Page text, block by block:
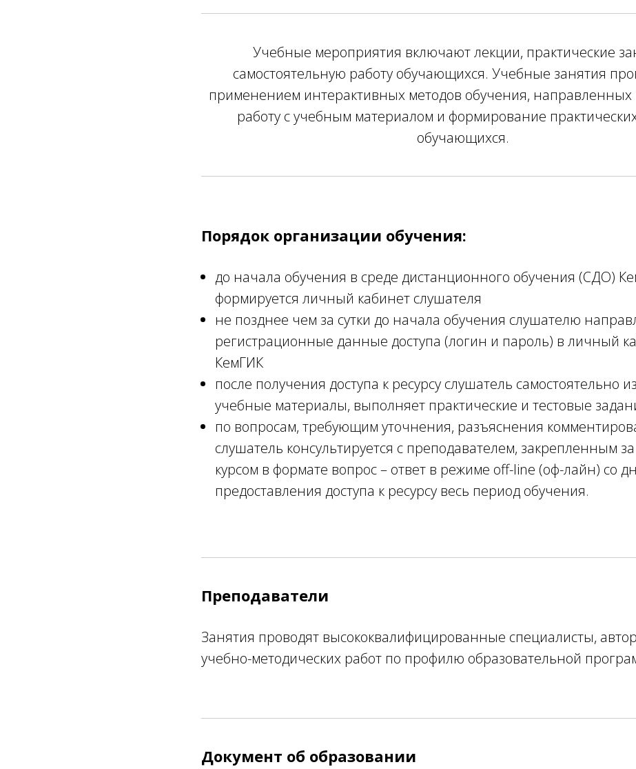
Учебные мероприятия включают лекции, практические
самостоятельную работу обучающихся. Учебные занятия
применением интерактивных методов обучения, направленных
работу с учебным материалом и формирование
обучающихся.
Порядок организации обучения:
до начала обучения в среде дистанционного обучения (СДО)
формируется личный кабинет слушателя
не позднее чем за сутки до начала обучения слушателю
регистрационные данные доступа (логин и пароль) в личный
КемГИК
после получения доступа к ресурсу слушатель самостоятельно
учебные материалы, выполняет практические и тестовые
по вопросам, требующим уточнения, разъяснения
слушатель консультируется с преподавателем, закрепленным
курсом в формате вопрос – ответ в режиме off-line (оф-лайн) со
предоставления доступа к ресурсу весь период обучения.
Преподаватели
Занятия проводят высококвалифицированные специалисты,
учебно-методических работ по профилю образовательной
Документ об образовании